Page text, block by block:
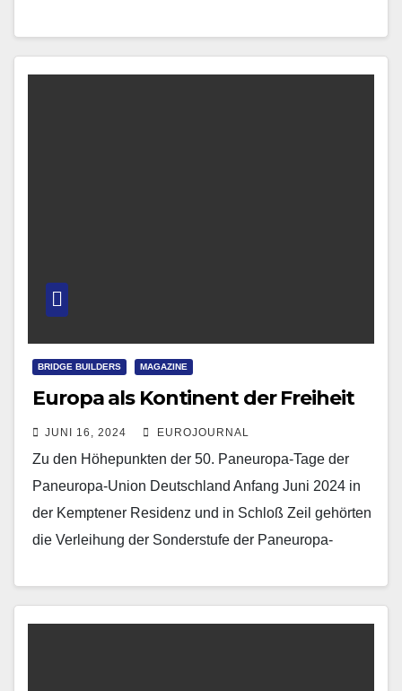
BRIDGE BUILDERS MAGAZINE
Europa als Kontinent der Freiheit
JUNI 16, 2024 EUROJOURNAL
Zu den Höhepunkten der 50. Paneuropa-Tage der
Paneuropa-Union Deutschland Anfang Juni 2024 in
der Kemptener Residenz und in Schloß Zeil gehörten
die Verleihung der Sonderstufe der Paneuropa-